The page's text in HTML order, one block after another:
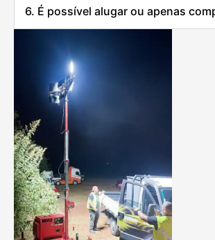
6. É possível alugar ou apenas